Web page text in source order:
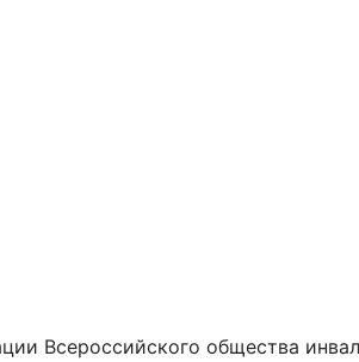
Всероссийского общества